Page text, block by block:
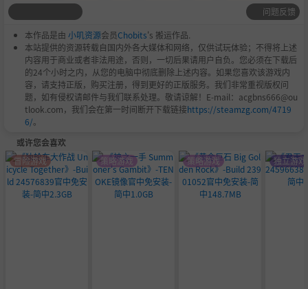
问题反馈
本作品是由 小叽资源会员Chobits's 搬运作品.
本站提供的资源转载自国内外各大媒体和网络，仅供试玩体验；不得将上述
内容用于商业或者非法用途，否则，一切后果请用户自负。您必须在下载后
的24个小时之内，从您的电脑中彻底删除上述内容。如果您喜欢该游戏内
容，请支持正版，购买注册，得到更好的正版服务。我们非常重视版权问
题，如有侵权请邮件与我们联系处理。敬请谅解！E-mail：acgbns666@ou
tlook.com，我们会在第一时间断开下载链接https://steamzg.com/4719
6/。
或许您会喜欢
冒险游戏 策略游戏 策略游戏 独立游戏